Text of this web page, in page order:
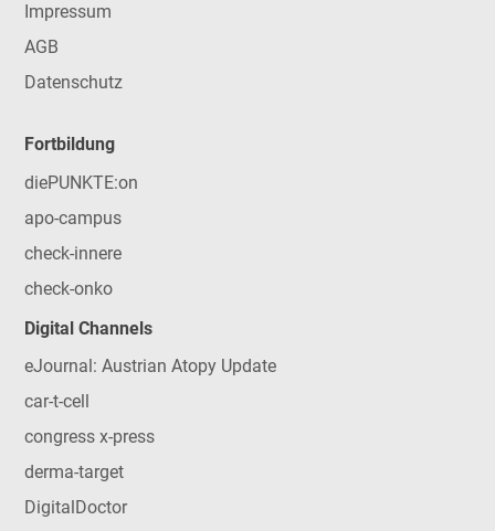
Impressum
AGB
Datenschutz
Fortbildung
diePUNKTE:on
apo-campus
check-innere
check-onko
Digital Channels
eJournal: Austrian Atopy Update
car-t-cell
congress x-press
derma-target
DigitalDoctor